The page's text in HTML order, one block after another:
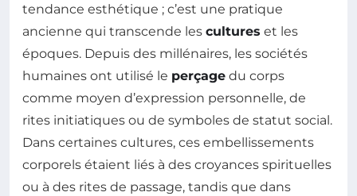
tendance esthétique ; c’est une pratique
ancienne qui transcende les cultures et les
époques. Depuis des millénaires, les sociétés
humaines ont utilisé le perçage du corps
comme moyen d’expression personnelle, de
rites initiatiques ou de symboles de statut social.
Dans certaines cultures, ces embellissements
corporels étaient liés à des croyances spirituelles
ou à des rites de passage, tandis que dans